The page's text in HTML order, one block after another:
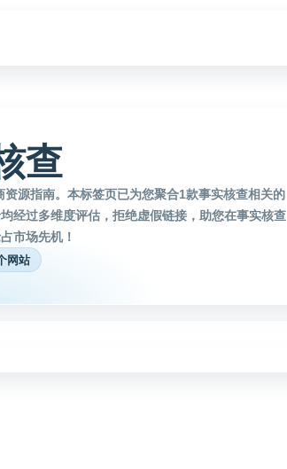
查
源指南。本标签页已为您聚合1款事实核查相关的
经过多维度评估，拒绝虚假链接，助您在事实核查
市场先机！
网站